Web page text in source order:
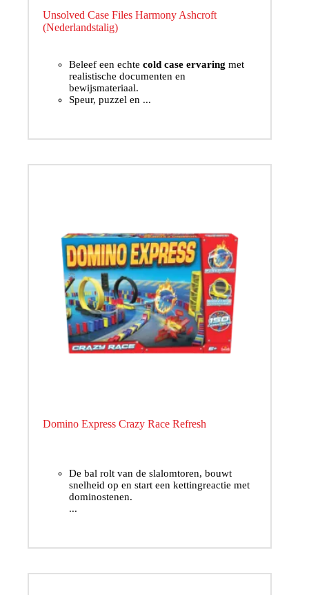
Unsolved Case Files Harmony Ashcroft
(Nederlandstalig)
Beleef een echte cold case ervaring met
realistische documenten en
bewijsmateriaal.
Speur, puzzel en ...
Domino Express Crazy Race Refresh
De bal rolt van de slalomtoren, bouwt
snelheid op en start een kettingreactie met
dominostenen.
...